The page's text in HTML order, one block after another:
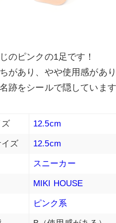
のピンクの1足です！
があり、やや使用感があ
跡をシールで隠しています
12.5cm
ズ 12.5cm
スニーカー
MIKI HOUSE
ピンク系